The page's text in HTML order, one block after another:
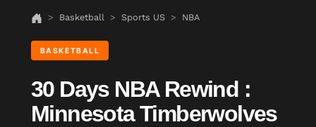
Basketball Sports US NBA
BASKETBALL
30 Days NBA Rewind :
Minnesota Timberwolves